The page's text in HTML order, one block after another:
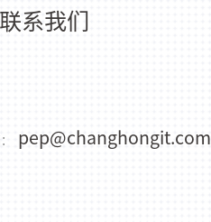
系我们
pep@changhongit.com